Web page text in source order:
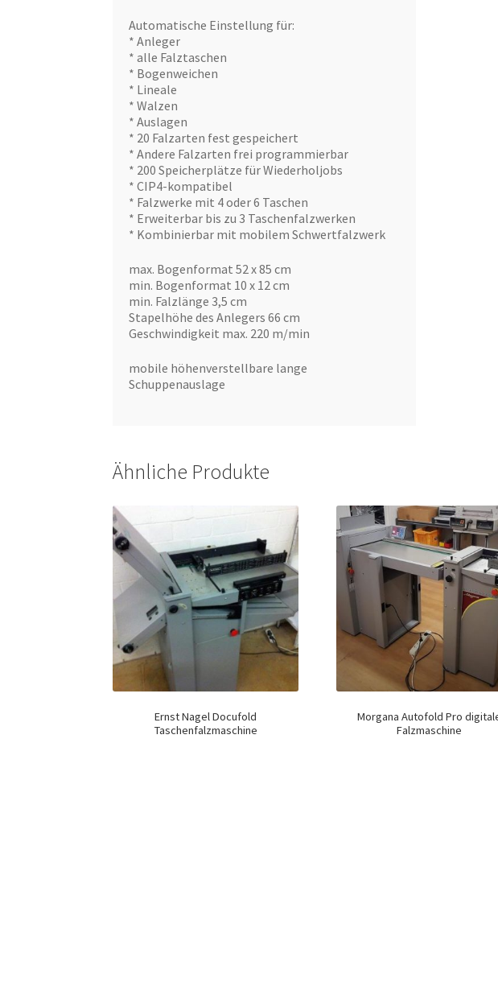
Automatische Einstellung für:
* Anleger
* alle Falztaschen
* Bogenweichen
* Lineale
* Walzen
* Auslagen
* 20 Falzarten fest gespeichert
* Andere Falzarten frei programmierbar
* 200 Speicherplätze für Wiederholjobs
* CIP4-kompatibel
* Falzwerke mit 4 oder 6 Taschen
* Erweiterbar bis zu 3 Taschenfalzwerken
* Kombinierbar mit mobilem Schwertfalzwerk
max. Bogenformat 52 x 85 cm
min. Bogenformat 10 x 12 cm
min. Falzlänge 3,5 cm
Stapelhöhe des Anlegers 66 cm
Geschwindigkeit max. 220 m/min
mobile höhenverstellbare lange
Schuppenauslage
Ähnliche Produkte
Ernst Nagel Docufold
Taschenfalzmaschine
Morgana Autofold Pro
Falzmaschine